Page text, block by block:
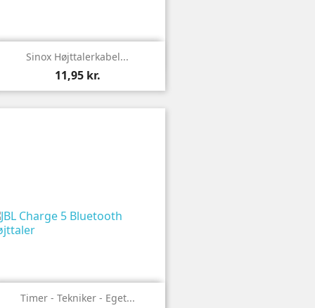
 Vis
Sinox Højttalerkabel...
11,95 kr.
 Vis
Timer - Tekniker - Eget...